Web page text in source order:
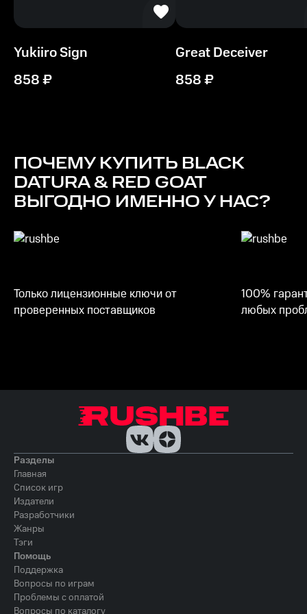
Процессор
Память
Yukiiro Sign
858₽
Great Deceiver
858₽
ПОЧЕМУ КУПИТЬ BLACK
DATURA & RED GOAT
ВЫГОДНО ИМЕННО У НАС?
Только лицензионные ключи от
проверенных поставщиков
100%
любых
Разделы
Главная
Список игр
Издатели
Разработчики
Жанры
Тэги
Помощь
Поддержка
Вопросы по играм
Проблемы с оплатой